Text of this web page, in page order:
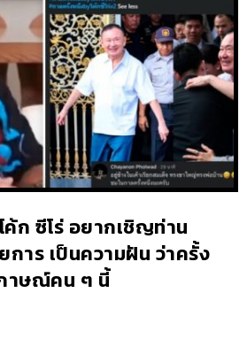
ก ซีโร่ อยากเชิญท่าน
าร เป็นความฝัน ว่าครั้ง
าษณ์คน ๆ นี้